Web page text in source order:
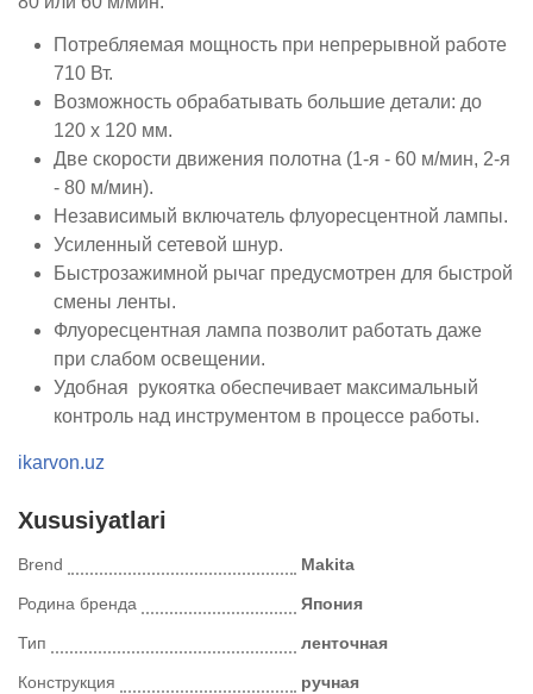
Потребляемая мощность при непрерывной работе
710 Вт.
Возможность обрабатывать большие детали: до
120 x 120 мм.
Две скорости движения полотна (1-я - 60 м/мин, 2-я
- 80 м/мин).
Независимый включатель флуоресцентной лампы.
Усиленный сетевой шнур.
Быстрозажимной рычаг предусмотрен для быстрой
смены ленты.
Флуоресцентная лампа позволит работать даже
при слабом освещении.
Удобная рукоятка обеспечивает максимальный
контроль над инструментом в процессе работы.
ikarvon.uz
Xususiyatlari
Brend Makita
Родина бренда Япония
Тип ленточная
Конструкция ручная